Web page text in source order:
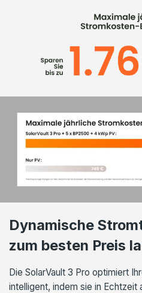
Dynamische
zum besten Preis
Die SolarVault 3 Pro optimiert
intelligent, indem sie in